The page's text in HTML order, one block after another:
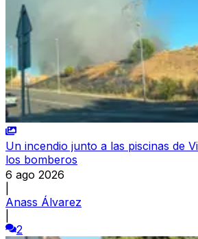
Un incendio junto a las piscinas de
los bomberos
6 ago 2026
Anass Álvarez
2